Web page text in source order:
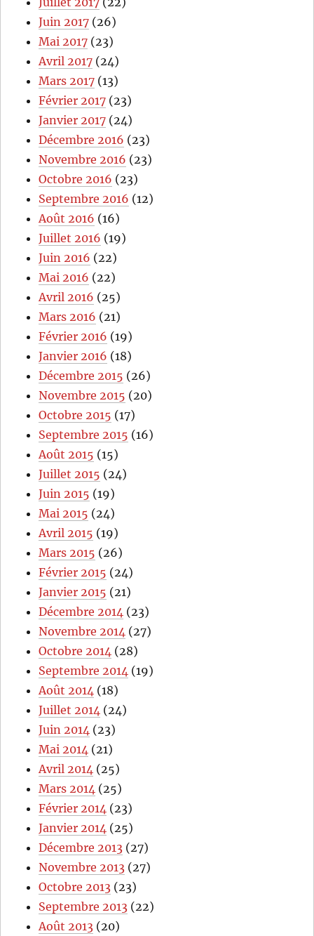
Juin 2017 (26)
Mai 2017 (23)
Avril 2017 (24)
Mars 2017 (13)
Février 2017 (23)
Janvier 2017 (24)
Décembre 2016 (23)
Novembre 2016 (23)
Octobre 2016 (23)
Septembre 2016 (12)
Août 2016 (16)
Juillet 2016 (19)
Juin 2016 (22)
Mai 2016 (22)
Avril 2016 (25)
Mars 2016 (21)
Février 2016 (19)
Janvier 2016 (18)
Décembre 2015 (26)
Novembre 2015 (20)
Octobre 2015 (17)
Septembre 2015 (16)
Août 2015 (15)
Juillet 2015 (24)
Juin 2015 (19)
Mai 2015 (24)
Avril 2015 (19)
Mars 2015 (26)
Février 2015 (24)
Janvier 2015 (21)
Décembre 2014 (23)
Novembre 2014 (27)
Octobre 2014 (28)
Septembre 2014 (19)
Août 2014 (18)
Juillet 2014 (24)
Juin 2014 (23)
Mai 2014 (21)
Avril 2014 (25)
Mars 2014 (25)
Février 2014 (23)
Janvier 2014 (25)
Décembre 2013 (27)
Novembre 2013 (27)
Octobre 2013 (23)
Septembre 2013 (22)
Août 2013 (20)